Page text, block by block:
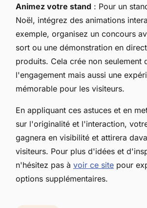
Animez votre stand : Pour un
Noël, intégrez des animations
exemple, organisez un concours
sort ou une démonstration en
produits. Cela crée non seulement
l'engagement mais aussi une
mémorable pour les visiteurs.
En appliquant ces astuces et en
sur l'originalité et l'interaction,
gagnera en visibilité et attirera
visiteurs. Pour plus d'idées et
n'hésitez pas à voir ce site pour
options supplémentaires.